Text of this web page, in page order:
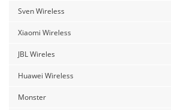
Sven Wireless
Xiaomi Wireless
JBL Wireles
Huawei Wireless
Monster